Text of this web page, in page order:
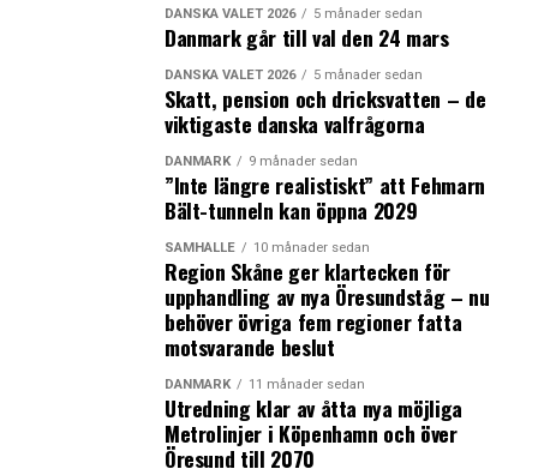
DANSKA VALET 2026 5 månader sedan
Danmark går till val den 24 mars
DANSKA VALET 2026 5 månader sedan
Skatt, pension och dricksvatten – de
viktigaste danska valfrågorna
DANMARK 9 månader sedan
”Inte längre realistiskt” att Fehmarn
Bält-tunneln kan öppna 2029
SAMHÄLLE 10 månader sedan
Region Skåne ger klartecken för
upphandling av nya Öresundståg – nu
behöver övriga fem regioner fatta
motsvarande beslut
DANMARK 11 månader sedan
Utredning klar av åtta nya möjliga
Metrolinjer i Köpenhamn och över
Öresund till 2070